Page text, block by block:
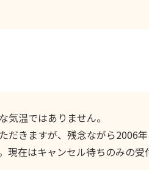
温ではありません。
きますが、残念ながら2006
現在はキャンセル待ちのみの受